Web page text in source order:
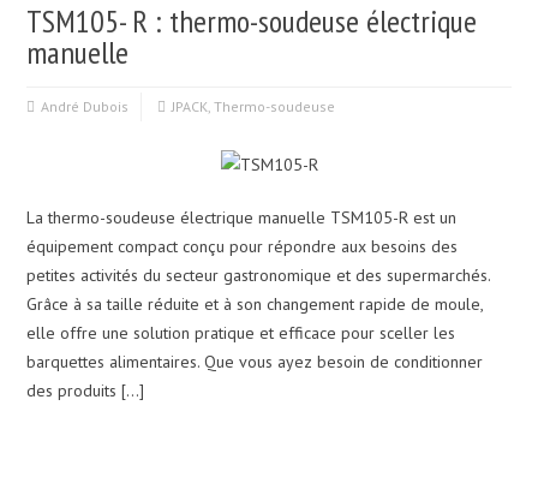
TSM105- R : thermo-soudeuse électrique
manuelle
André Dubois JPACK,Thermo-soudeuse
La thermo-soudeuse électrique manuelle TSM105-R est un
équipement compact conçu pour répondre aux besoins des
petites activités du secteur gastronomique et des supermarchés.
Grâce à sa taille réduite et à son changement rapide de moule,
elle offre une solution pratique et efficace pour sceller les
barquettes alimentaires. Que vous ayez besoin de conditionner
des produits […]